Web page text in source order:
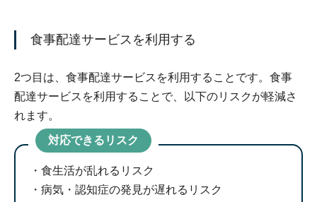
食事配達サービスを利用する
2つ目は、食事配達サービスを利用することです。食事
配達サービスを利用することで、以下のリスクが軽減さ
れます。
対応できるリスク
食生活が乱れるリスク
病気・認知症の発見が遅れるリスク